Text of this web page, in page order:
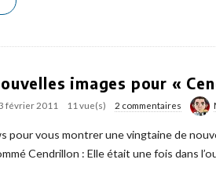
images pour «
février 2011 11 vue(s) 2 commentaires
pour vous montrer une vingtaine de
Cendrillon : Elle était une fois dans